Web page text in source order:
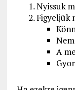
Nyissuk
Figyeljük
A